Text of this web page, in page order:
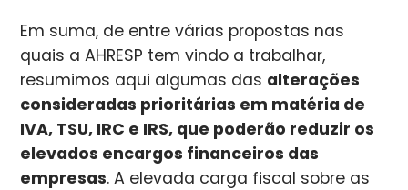
Em suma, de entre várias propostas nas
quais a AHRESP tem vindo a trabalhar,
resumimos aqui algumas das alterações
consideradas prioritárias em matéria de
IVA, TSU, IRC e IRS, que poderão reduzir os
elevados encargos financeiros das
empresas. A elevada carga fiscal sobre as